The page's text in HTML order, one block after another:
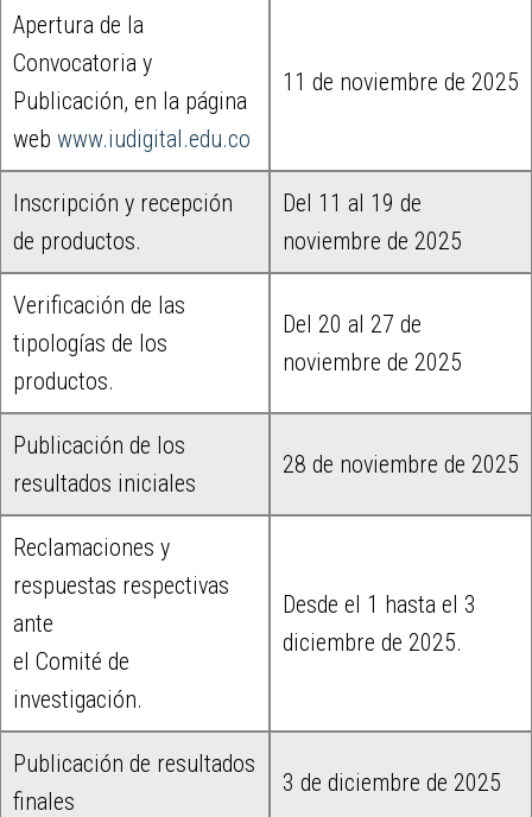
Apertura de la
Convocatoria y
Publicación, en la página
web www.iudigital.edu.co
11 de noviembre de 2025
Inscripción y recepción
de productos.
Del 11 al 19 de
noviembre de 2025
Verificación de las
tipologías de los
productos.
Del 20 al 27 de
noviembre de 2025
Publicación de los
resultados iniciales
28 de noviembre de 2025
Reclamaciones y
respuestas respectivas
ante
el Comité de
investigación.
Desde el 1 hasta el 3
diciembre de 2025.
Publicación de resultados
finales
3 de diciembre de 2025